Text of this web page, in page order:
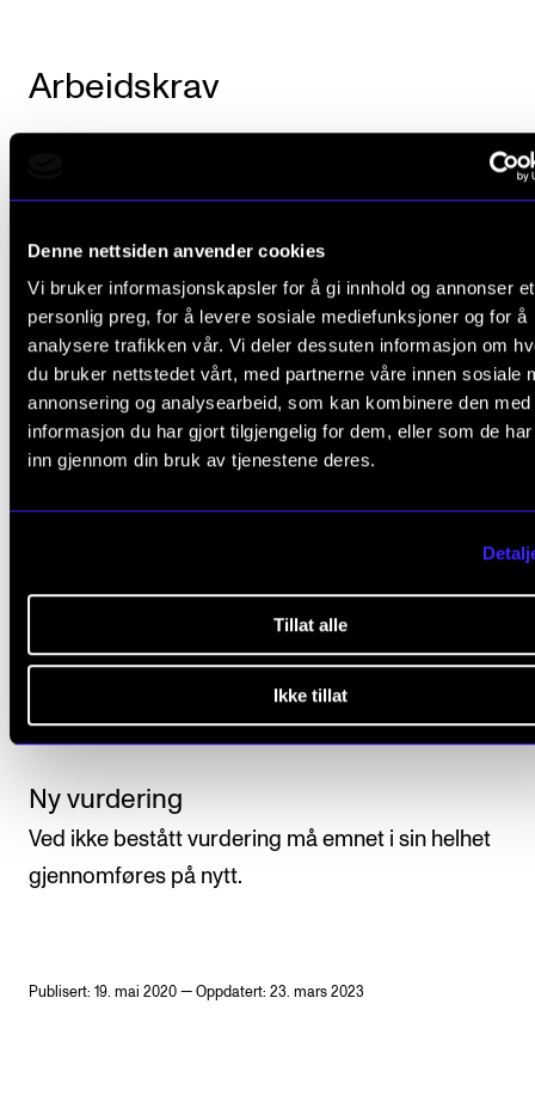
Denne nettsiden anvender cookies
Vi bruker informasjonskapsler for å gi innhold og annonser et
personlig preg, for å levere sosiale mediefunksjoner og for å
analysere trafikken vår. Vi deler dessuten informasjon om
du bruker nettstedet vårt, med partnerne våre innen sosiale
annonsering og analysearbeid, som kan kombinere den med
informasjon du har gjort tilgjengelig for dem, eller som de
inn gjennom din bruk av tjenestene deres.
Tillat alle
Ikke tillat
Arbeidskrav
Det er obligatorisk aktiv deltakelse i emnet. Dette
innebærer normalt at fravær på mer enn 20 prosent
Studenten skal delta i dansespill minimum en gang.
Avsluttende vurdering
Avsluttende vurdering uttrykkes med bestått/ ikke
og fastsettes av faglærer på grunnlag av en
vurdering av studentens faglige nivå gjennom
Ny vurdering
Ved ikke bestått vurdering må emnet i sin helhet
gjennomføres på nytt.
Publisert: 19. mai 2020 — Oppdatert: 23. mars 2023